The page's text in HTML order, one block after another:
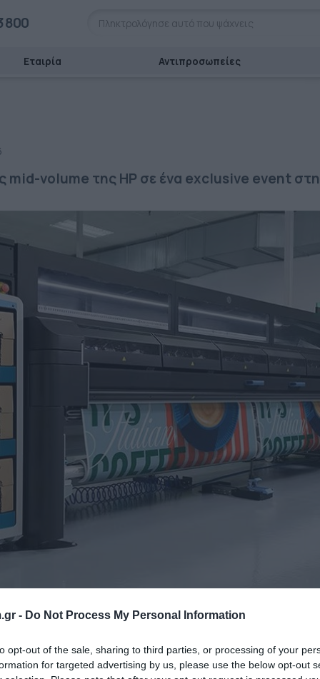
- Do Not Process My Personal Information
opt-out of the sale, sharing to third parties, or processing of your
for targeted advertising by us, please use the below opt-out
800
Εταιρία Αντιπροσωπείες
mid-volume της HP σε ένα exclusive event
νέας σειράς εκτυπωτών HP Latex FS
HP LatexSummit:TransformationwithEveryPrint, 11
ένα νέο κεφάλαιο καινοτομίας στην εκτύπωση μέσα από